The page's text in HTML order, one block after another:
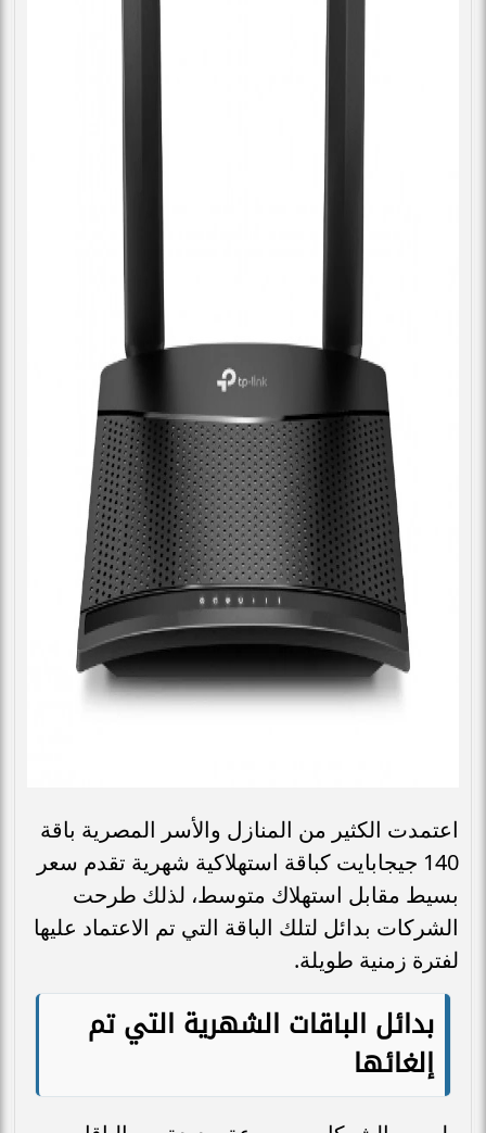
اعتمدت الكثير من المنازل والأسر المصرية باقة
140 جيجابايت كباقة استهلاكية شهرية تقدم سعر
بسيط مقابل استهلاك متوسط، لذلك طرحت
الشركات بدائل لتلك الباقة التي تم الاعتماد عليها
لفترة زمنية طويلة.
بدائل الباقات الشهرية التي تم
إلغائها